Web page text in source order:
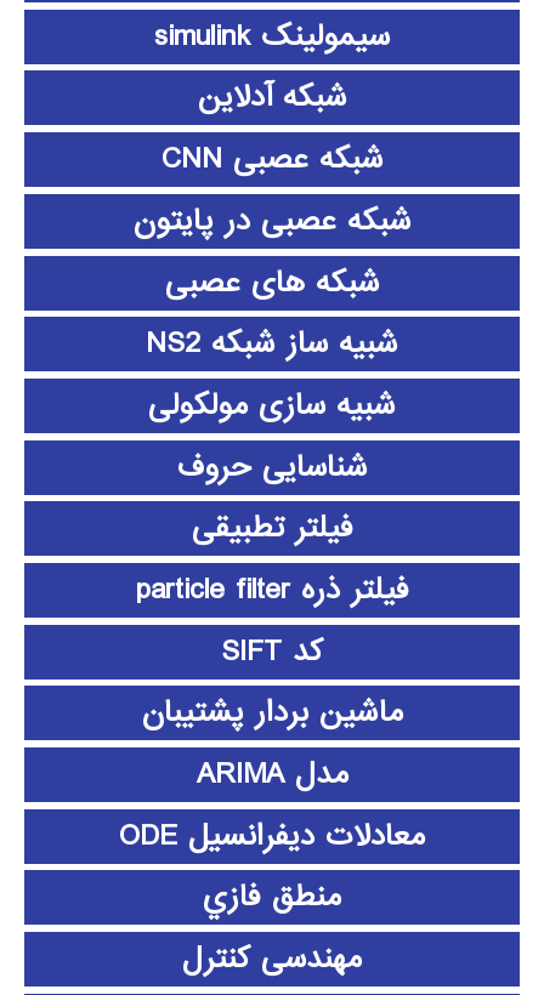
سیمولینک simulink
شبکه آدلاین
شبکه عصبی CNN
شبکه عصبی در پایتون
شبکه های عصبی
شبیه ساز شبکه NS2
شبیه سازی مولکولی
شناسایی حروف
فیلتر تطبیقی
فیلتر ذره particle filter
کد SIFT
ماشین بردار پشتیبان
مدل ARIMA
معادلات دیفرانسیل ODE
منطق فازي
مهندسی کنترل